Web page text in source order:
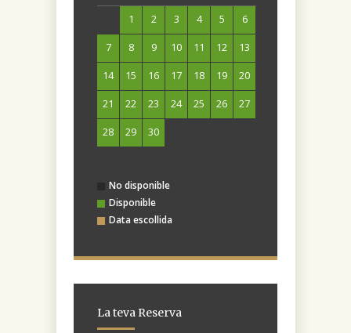
1 2 3 4 5
6
7
8 9 10 11 12
13
14
15 16 17 18 19
20
21
22 23 24 25 26
27
28
29 30
No disponible
Disponible
Data escollida
La teva Reserva